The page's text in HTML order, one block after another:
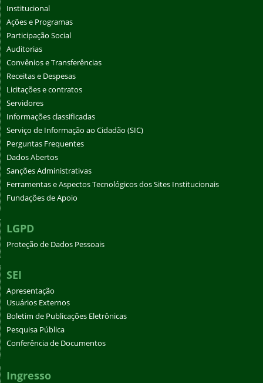
Institucional
Ações e Programas
Participação Social
Auditorias
Convênios e Transferências
Receitas e Despesas
Licitações e contratos
Servidores
Informações classificadas
Serviço de Informação ao Cidadão (SIC)
Perguntas Frequentes
Dados Abertos
Sanções Administrativas
Ferramentas e Aspectos Tecnológicos dos Sites Institucionais
Fundações de Apoio
LGPD
Proteção de Dados Pessoais
SEI
Apresentação
Usuários Externos
Boletim de Publicações Eletrônicas
Pesquisa Pública
Conferência de Documentos
Ingresso